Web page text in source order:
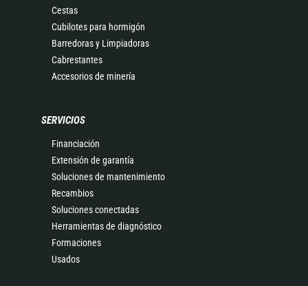
Cestas
Cubilotes para hormigón
Barredoras y Limpiadoras
Cabrestantes
Accesorios de minería
SERVICIOS
Financiación
Extensión de garantía
Soluciones de mantenimiento
Recambios
Soluciones conectadas
Herramientas de diagnóstico
Formaciones
Usados